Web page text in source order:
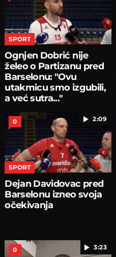
SPORT
Ognjen Dobrić nije
želeo o Partizanu pred
Barselonu: "Ovu
utakmicu smo izgubili,
a već sutra..."
2:09
0
SPORT
Dejan Davidovac pred
Barselonu izneo svoja
očekivanja
3:23
0